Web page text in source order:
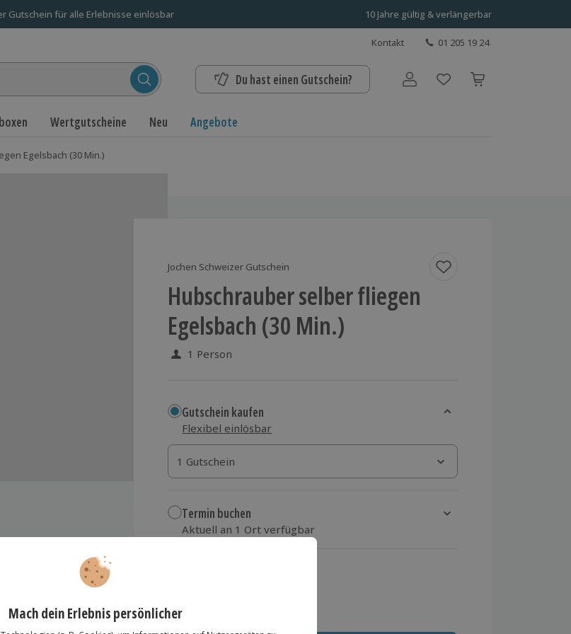
Gutschein für alle Erlebnisse einlösbar 10 Jahre gültig & verlängerbar
Kontakt 01 205 19 24
Du hast einen Gutschein? Benutzerkonto
Wertgutscheine Neu Angebote
Egelsbach (30 Min.)
Jochen Schweizer Gutschein
Hubschrauber selber fliegen
Egelsbach (30 Min.)
1 Person
Gutschein kaufen
Flexibel einlösbar
1 Gutschein
1 Gutschein
1 Gutschein
Termin buchen
Aktuell an 1 Ort verfügbar
Hubschraubertyp
und in die